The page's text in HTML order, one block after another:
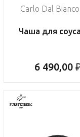
Carlo Dal
Чаша для
6 490,00